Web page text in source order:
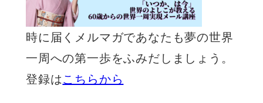
時に届くメルマガであなたも夢の世界
一周への第一歩をふみだしましょう。
登録はこちらから